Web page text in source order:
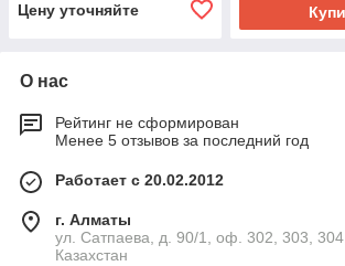
Цену уточняйте
О нас
Рейтинг не сформирован
Менее 5 отзывов за последний год
Работает с 20.02.2012
г. Алматы
ул. Сатпаева, д. 90/1, оф. 302, 303,
Казахстан